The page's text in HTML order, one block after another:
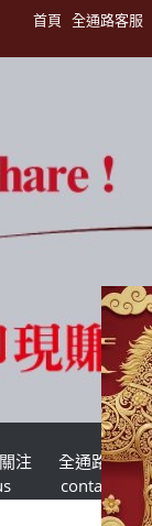
首頁 全通路客服
注
全通路客服
contact us